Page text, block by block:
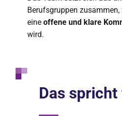
Berufsgruppen zusammen,
eine offene und klare
wird.
Das